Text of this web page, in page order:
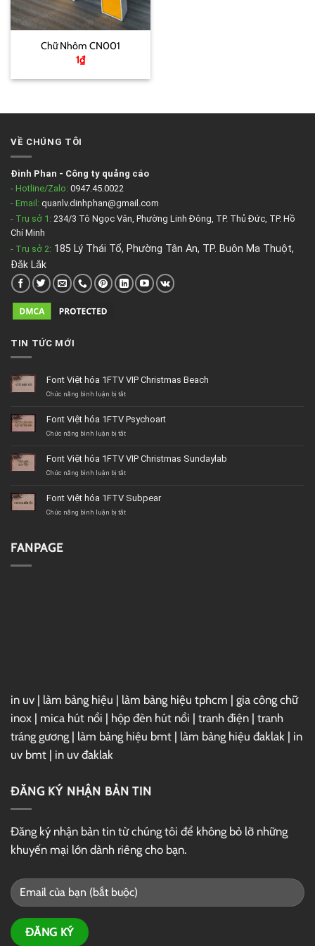
Chữ Nhôm CN001
1₫
VỀ CHÚNG TÔI
Đinh Phan - Công ty quảng cáo
- Hotline/Zalo: 0947.45.0022
- Email: quanlv.dinhphan@gmail.com
- Trụ sở 1: 234/3 Tô Ngọc Vân, Phường Linh Đông, TP. Thủ Đức, TP. Hồ
Chí Minh
- Trụ sở 2: 185 Lý Thái Tổ, Phường Tân An, TP. Buôn Ma Thuột,
Đắk Lắk
TIN TỨC MỚI
Font Việt hóa 1FTV VIP Christmas Beach
Chức năng bình luận bị tắtở
hóa
1FTV
Beach
Font Việt hóa 1FTV Psychoart
Chức năng bình luận bị tắtở
hóa
1FTV
Font Việt hóa 1FTV VIP Christmas Sundaylab
Chức năng bình luận bị tắtở
hóa
1FTV
Font Việt hóa 1FTV Subpear
Chức năng bình luận bị tắtở
FANPAGE
in uv | làm bảng hiệu | làm bảng hiệu tphcm | gia công chữ
inox | mica hút nổi | hộp đèn hút nổi | tranh điện | tranh
tráng gương | làm bảng hiệu bmt | làm bảng hiệu đaklak | in
uv bmt | in uv đaklak
ĐĂNG KÝ NHẬN BẢN TIN
Đăng ký nhận bản tin từ chúng tôi để không bỏ lỡ những
khuyến mại lớn dành riêng cho bạn.